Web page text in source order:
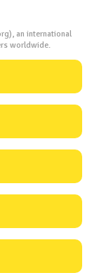
an international
worldwide.